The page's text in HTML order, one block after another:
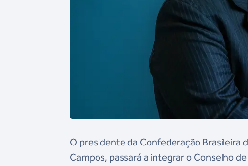
O presidente da Confederação Brasileira
Campos, passará a integrar o Conselho